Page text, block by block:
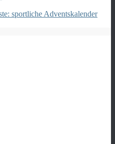
sportliche Adventskalender